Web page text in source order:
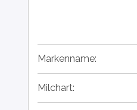
Markenname:
Milchart: